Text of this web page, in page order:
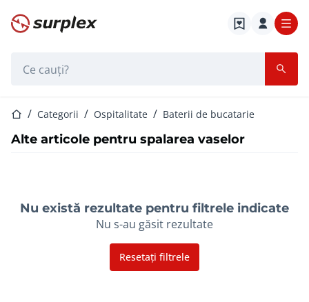
Pagina de start
Pagina de start
Categorii Ospitalitate Baterii de bucatarie
Alte articole pentru spalarea vaselor
Nu există rezultate pentru filtrele indicate
Nu s-au găsit rezultate
Resetați filtrele